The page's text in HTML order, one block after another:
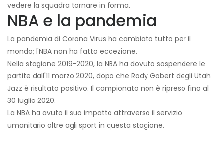
vedere la squadra tornare in forma.
NBA e la pandemia
La pandemia di Corona Virus ha cambiato tutto per il
mondo; l'NBA non ha fatto eccezione.
Nella stagione 2019-2020, la NBA ha dovuto sospendere le
partite dall'11 marzo 2020, dopo che Rody Gobert degli Utah
Jazz è risultato positivo. Il campionato non è ripreso fino al
30 luglio 2020.
La NBA ha avuto il suo impatto attraverso il servizio
umanitario oltre agli sport in questa stagione.